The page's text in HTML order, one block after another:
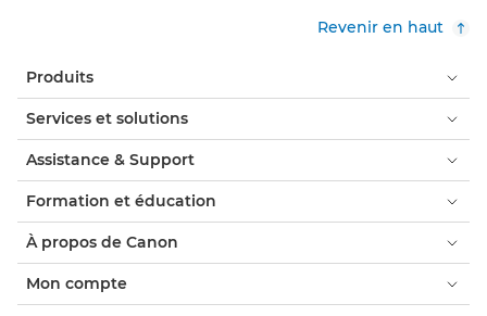
Revenir en haut
Produits
Services et solutions
Assistance & Support
Formation et éducation
À propos de Canon
Mon compte